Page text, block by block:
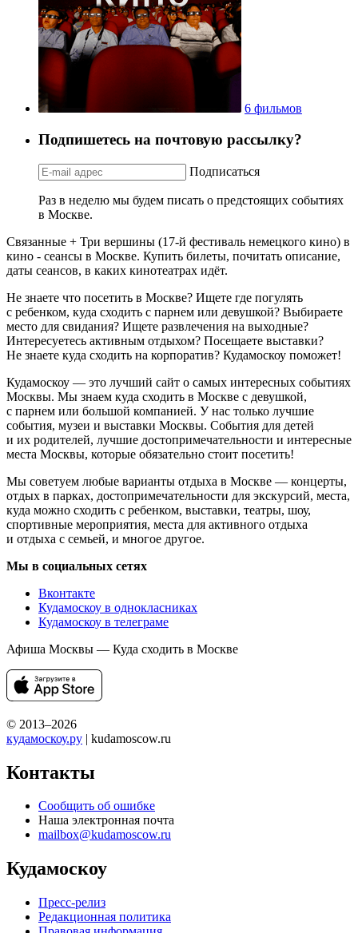
6 фильмов
Подпишетесь на почтовую рассылку?
Подписаться
Раз в неделю мы будем писать о предстоящих событиях
в Москве.
Связанные + Три вершины (17-й фестиваль немецкого кино) в
кино - сеансы в Москве. Купить билеты, почитать описание,
даты сеансов, в каких кинотеатрах идёт.
Не знаете что посетить в Москве? Ищете где погулять
с ребенком, куда сходить с парнем или девушкой? Выбираете
место для свидания? Ищете развлечения на выходные?
Интересуетесь активным отдыхом? Посещаете выставки?
Не знаете куда сходить на корпоратив? Кудамоскоу поможет!
Кудамоскоу — это лучший сайт о самых интересных событиях
Москвы. Мы знаем куда сходить в Москве с девушкой,
с парнем или большой компанией. У нас только лучшие
события, музеи и выставки Москвы. События для детей
и их родителей, лучшие достопримечательности и интересные
места Москвы, которые обязательно стоит посетить!
Мы советуем любые варианты отдыха в Москве — концерты,
отдых в парках, достопримечательности для экскурсий, места,
куда можно сходить с ребенком, выставки, театры, шоу,
спортивные мероприятия, места для активного отдыха
и отдыха с семьей, и многое другое.
Мы в социальных сетях
Вконтакте
Кудамоскоу в однокласниках
Кудамоскоу в телеграме
Афиша Москвы — Куда сходить в Москве
© 2013–2026
кудамоскоу.ру | kudamoscow.ru
Контакты
Сообщить об ошибке
Наша электронная почта
mailbox@kudamoscow.ru
Кудамоскоу
Пресс-релиз
Редакционная политика